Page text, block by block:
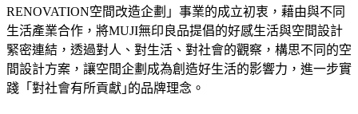
RENOVATION空間改造企劃」事業的成立初衷，藉由與不同
生活產業合作，將MUJI無印良品提倡的好感生活與空間設計
緊密連結，透過對人、對生活、對社會的觀察，構思不同的空
間設計方案，讓空間企劃成為創造好生活的影響力，進一步實
踐「對社會有所貢獻｣的品牌理念。